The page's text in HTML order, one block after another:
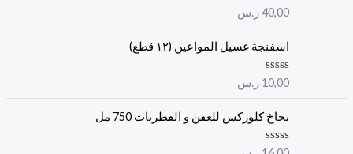
5
ق
ي
م
0
م
5
ت
ل
ق
ي
ي
م
ن
40,00ر.س
اسفنجة غسيل المواعين (١٢ قطع)
ت
ل
ت
ق
ي
10,00 ر.س
بخاخ كلوركس للعفن و الفطريات 750 مل